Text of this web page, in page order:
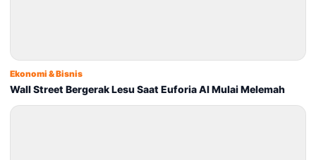
Ekonomi & Bisnis
Wall Street Bergerak Lesu Saat Euforia AI Mulai Melemah